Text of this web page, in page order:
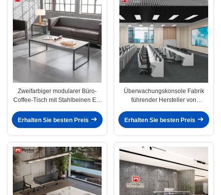
Zweifarbiger modularer Büro-
Coffee-Tisch mit Stahlbeinen Ein
für Kooperationsräume.
Erhalten Sie besten Preis
Überwachungskonsole Fabrik
führender Hersteller von
Kommandozentren und
Sicherheitsoperationen.
Erhalten Sie besten Preis